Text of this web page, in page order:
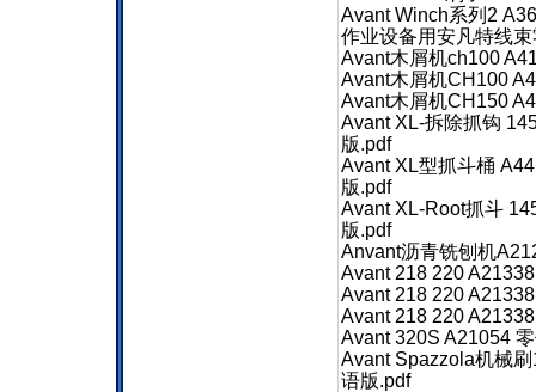
Avant Winch系列2
作业设备用安凡特线
Avant木屑机ch100
Avant木屑机CH100
Avant木屑机CH150
Avant XL-拆除抓钩
版.pdf
Avant XL型抓斗桶
版.pdf
Avant XL-Root抓斗
版.pdf
Anvant沥青铣刨机
Avant 218 220
Avant 218 220
Avant 218 220
Avant 320S A21054
Avant Spazzola机械
语版.pdf